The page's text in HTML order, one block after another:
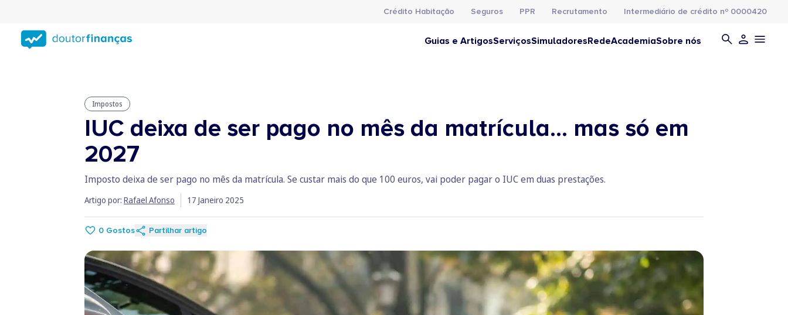
conteúdo
principal
Crédito Habitação Seguros PPR Recrutamento Intermediário de crédito nº 0000420
Guias e ArtigosServiçosSimuladoresRedeAcademiaSobre nós
Impostos
IUC deixa de ser pago no mês da matrícula… mas só em
2027
Imposto deixa de ser pago no mês da matrícula. Se custar mais do que 100 euros, vai poder pagar o IUC em duas prestações.
Artigo por: Rafael Afonso 17 Janeiro 2025
0 Gostos Partilhar artigo